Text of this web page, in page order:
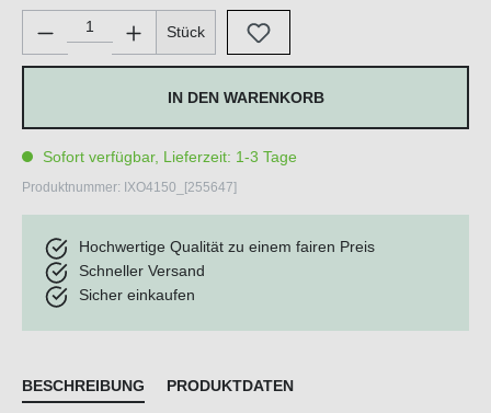
Produkt Anzahl: Gib den gewünschten Wert ein oder
Stück
IN DEN WARENKORB
Sofort verfügbar, Lieferzeit: 1-3 Tage
Produktnummer: IXO4150_[255647]
Hochwertige Qualität zu einem fairen Preis
Schneller Versand
Sicher einkaufen
BESCHREIBUNG PRODUKTDATEN